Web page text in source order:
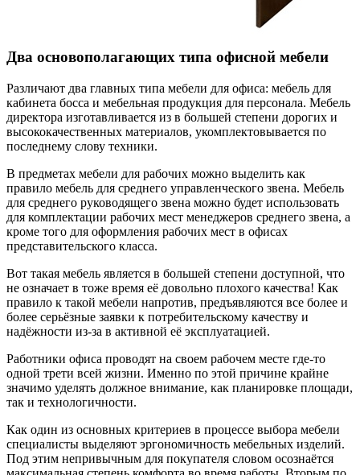
Два основополагающих типа офисной мебели
Различают два главных типа мебели для офиса: мебель для
кабинета босса и мебельная продукция для персонала. Мебель
директора изготавливается из в большей степени дорогих и
высококачественных материалов, укомплектовывается по
последнему слову техники.
В предметах мебели для рабочих можно выделить как
правило мебель для среднего управленческого звена. Мебель
для среднего руководящего звена можно будет использовать
для комплектации рабочих мест менеджеров среднего звена, а
кроме того для оформления рабочих мест в офисах
представительского класса.
Вот такая мебель является в большей степени доступной, что
не означает в тоже время её довольно плохого качества! Как
правило к такой мебели напротив, предъявляются все более и
более серьёзные заявки к потребительскому качеству и
надёжности из-за в активной её эксплуатацией.
Работники офиса проводят на своем рабочем месте где-то
одной трети всей жизни. Именно по этой причине крайне
значимо уделять должное внимание, как планировке площади,
так и технологичности.
Как один из основных критериев в процессе выбора мебели
специалисты выделяют эргономичность мебельных изделий.
Под этим непривычным для покупателя словом осознаётся